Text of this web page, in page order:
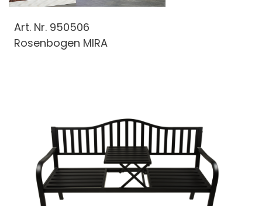
Art. Nr. 950506
Rosenbogen MIRA